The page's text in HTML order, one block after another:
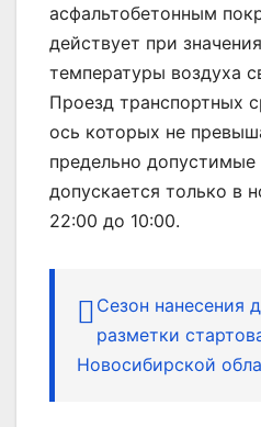
асфальтобетонным
действует при
температуры воздуха
Проезд транспортных
ось которых не
предельно допустимые
допускается только в
22:00 до 10:00.
Сезон нанесения
разметки
Новосибирской